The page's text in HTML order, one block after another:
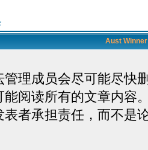
Aust Winner
管理成员会尽可能尽快
能阅读所有的文章内容
表者承担责任，而不是